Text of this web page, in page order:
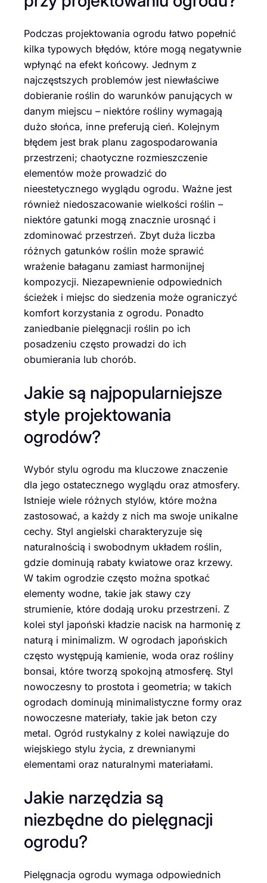
Podczas projektowania ogrodu łatwo popełnić
kilka typowych błędów, które mogą negatywnie
wpłynąć na efekt końcowy. Jednym z
najczęstszych problemów jest niewłaściwe
dobieranie roślin do warunków panujących w
danym miejscu – niektóre rośliny wymagają
dużo słońca, inne preferują cień. Kolejnym
błędem jest brak planu zagospodarowania
przestrzeni; chaotyczne rozmieszczenie
elementów może prowadzić do
nieestetycznego wyglądu ogrodu. Ważne jest
również niedoszacowanie wielkości roślin –
niektóre gatunki mogą znacznie urosnąć i
zdominować przestrzeń. Zbyt duża liczba
różnych gatunków roślin może sprawić
wrażenie bałaganu zamiast harmonijnej
kompozycji. Niezapewnienie odpowiednich
ścieżek i miejsc do siedzenia może ograniczyć
komfort korzystania z ogrodu. Ponadto
zaniedbanie pielęgnacji roślin po ich
posadzeniu często prowadzi do ich
obumierania lub chorób.
Jakie są najpopularniejsze
style projektowania
ogrodów?
Wybór stylu ogrodu ma kluczowe znaczenie
dla jego ostatecznego wyglądu oraz atmosfery.
Istnieje wiele różnych stylów, które można
zastosować, a każdy z nich ma swoje unikalne
cechy. Styl angielski charakteryzuje się
naturalnością i swobodnym układem roślin,
gdzie dominują rabaty kwiatowe oraz krzewy.
W takim ogrodzie często można spotkać
elementy wodne, takie jak stawy czy
strumienie, które dodają uroku przestrzeni. Z
kolei styl japoński kładzie nacisk na harmonię z
naturą i minimalizm. W ogrodach japońskich
często występują kamienie, woda oraz rośliny
bonsai, które tworzą spokojną atmosferę. Styl
nowoczesny to prostota i geometria; w takich
ogrodach dominują minimalistyczne formy oraz
nowoczesne materiały, takie jak beton czy
metal. Ogród rustykalny z kolei nawiązuje do
wiejskiego stylu życia, z drewnianymi
elementami oraz naturalnymi materiałami.
Jakie narzędzia są
niezbędne do pielęgnacji
ogrodu?
Pielęgnacja ogrodu wymaga odpowiednich